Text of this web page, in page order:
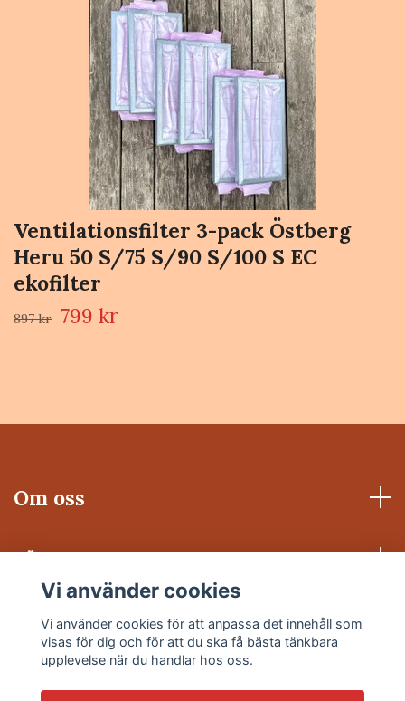
Ventilationsfilter 3-pack Östberg
Heru 50 S/75 S/90 S/100 S EC
ekofilter
897 kr 799 kr
Om oss
Läs mer
Sociala medier
Vi använder cookies
Vi använder cookies för att anpassa det innehåll som
visas för dig och för att du ska få bästa tänkbara
upplevelse när du handlar hos oss.